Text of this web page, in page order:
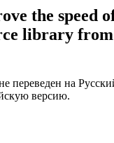
the speed
library
переведен на
версию.